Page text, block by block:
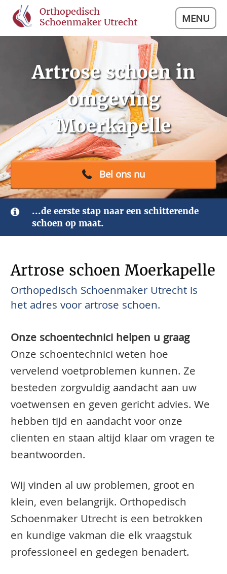
Orthopedisch
Schoenmaker Utrecht
MENU
Artrose schoen in
omgeving
Moerkapelle
Bel ons nu
...de eerste stap naar een schitterende
schoen op maat.
Artrose schoen Moerkapelle
Orthopedisch Schoenmaker Utrecht is
het adres voor artrose schoen.
Onze schoentechnici helpen u graag
Onze schoentechnici weten hoe
vervelend voetproblemen kunnen. Ze
besteden zorgvuldig aandacht aan uw
voetwensen en geven gericht advies. We
hebben tijd en aandacht voor onze
clienten en staan altijd klaar om vragen te
beantwoorden.
Wij vinden al uw problemen, groot en
klein, even belangrijk. Orthopedisch
Schoenmaker Utrecht is een betrokken
en kundige vakman die elk vraagstuk
professioneel en gedegen benadert.